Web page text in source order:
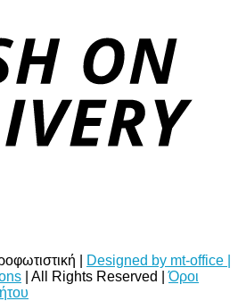
|
Designed by mt-office |
| All Rights Reserved |Όροι